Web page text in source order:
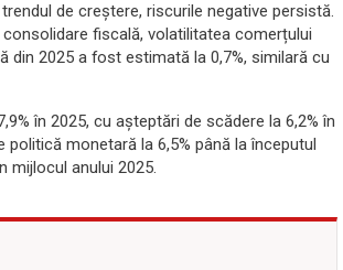
de creștere, riscurile negative persistă.
fiscală, volatilitatea comerțului
2025 a fost estimată la 0,7%, similară cu
în 2025, cu așteptări de scădere la 6,2% în
monetară la 6,5% până la începutul
mijlocul anului 2025.